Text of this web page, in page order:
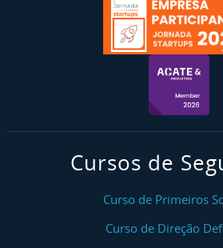
Cursos de
Curso de Primeiros
Curso de Direção